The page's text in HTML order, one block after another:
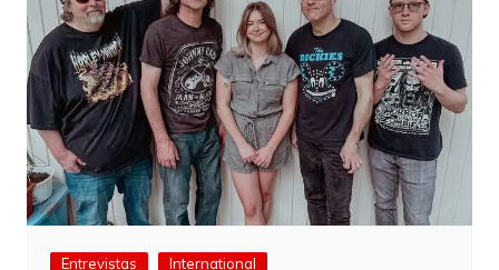
Entrevistas International